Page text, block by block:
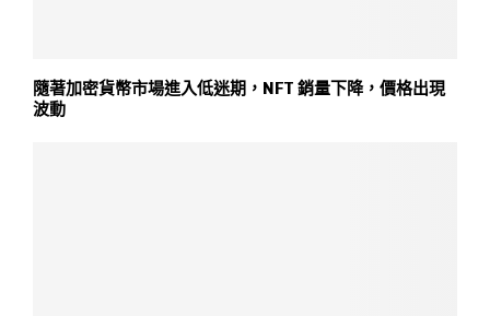
隨著加密貨幣市場進入低迷期，NFT 銷量下降，價格出現
波動